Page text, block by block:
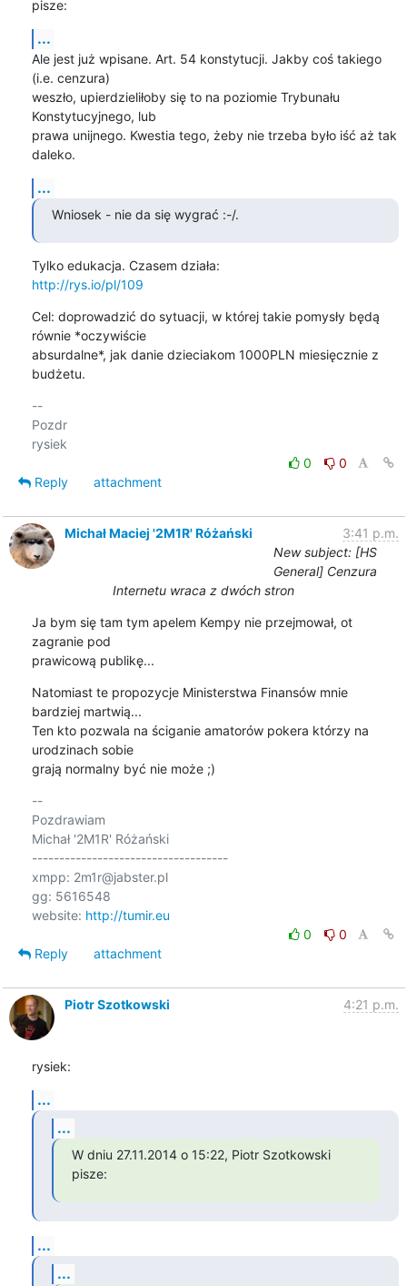
pisze:
...
Ale jest już wpisane. Art. 54 konstytucji. Jakby coś takiego
(i.e. cenzura)
weszło, upierdzieliłoby się to na poziomie Trybunału
Konstytucyjnego, lub
prawa unijnego. Kwestia tego, żeby nie trzeba było iść aż tak
daleko.
...
Wniosek - nie da się wygrać :-/.
http://rys.io/pl/109
Cel: doprowadzić do sytuacji, w której takie pomysły będą
równie *oczywiście
absurdalne*, jak danie dzieciakom 1000PLN miesięcznie z
budżetu.
--
Pozdr
0
0
Reply
attachment
Michał Maciej '2M1R' Różański
3:41 p.m.
New subject: [HS
General] Cenzura
Internetu wraca z dwóch stron
Ja bym się tam tym apelem Kempy nie przejmował, ot
zagranie pod
prawicową publikę...
Natomiast te propozycje Ministerstwa Finansów mnie
bardziej martwią...
Ten kto pozwala na ściganie amatorów pokera którzy na
urodzinach sobie
grają normalny być nie może ;)
--
Pozdrawiam
Michał '2M1R' Różański
------------------------------------
xmpp: 2m1r@jabster.pl
gg: 5616548
website: http://tumir.eu
0
0
Reply
attachment
Piotr Szotkowski 4:21 p.m.
rysiek:
...
...
W dniu 27.11.2014 o 15:22, Piotr Szotkowski
pisze:
...
...